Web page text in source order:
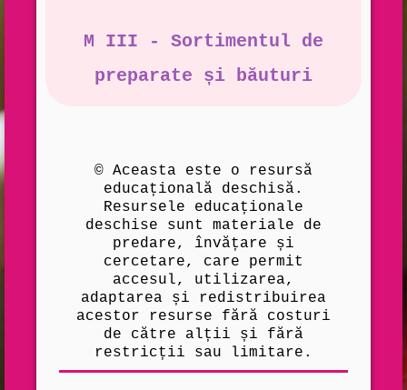
M III - Sortimentul de
preparate și băuturi
© Aceasta este o resursă
educațională deschisă.
Resursele educaționale
deschise sunt materiale de
predare, învățare și
cercetare, care permit
accesul, utilizarea,
adaptarea și redistribuirea
acestor resurse fără costuri
de către alții și fără
restricții sau limitare.